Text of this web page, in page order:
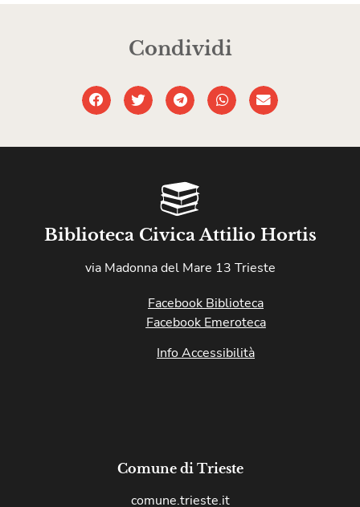
Condividi
Biblioteca Civica Attilio Hortis
via Madonna del Mare 13 Trieste
Facebook Biblioteca
Facebook Emeroteca
Info Accessibilità
Comune di Trieste
comune.trieste.it